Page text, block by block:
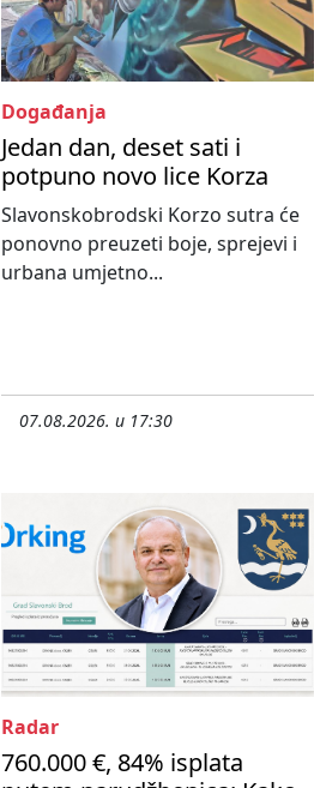
Događanja
Jedan dan, deset sati i
potpuno novo lice Korza
Slavonskobrodski Korzo sutra će
ponovno preuzeti boje, sprejevi i
urbana umjetno...
07.08.2026. u 17:30
Radar
760.000 €, 84% isplata